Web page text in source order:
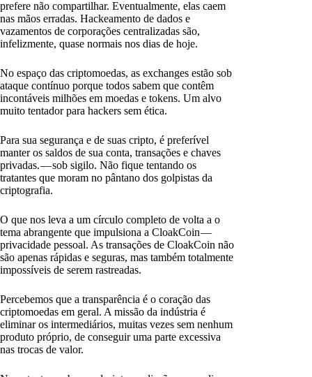
prefere não compartilhar. Eventualmente, elas caem
nas mãos erradas. Hackeamento de dados e
vazamentos de corporações centralizadas são,
infelizmente, quase normais nos dias de hoje.
No espaço das criptomoedas, as exchanges estão sob
ataque contínuo porque todos sabem que contêm
incontáveis milhões em moedas e tokens. Um alvo
muito tentador para hackers sem ética.
Para sua segurança e de suas cripto, é preferível
manter os saldos de sua conta, transações e chaves
privadas. — sob sigilo. Não fique tentando os
tratantes que moram no pântano dos golpistas da
criptografia.
O que nos leva a um círculo completo de volta a o
tema abrangente que impulsiona a CloakCoin —
privacidade pessoal. As transações de CloakCoin não
são apenas rápidas e seguras, mas também totalmente
impossíveis de serem rastreadas.
Percebemos que a transparência é o coração das
criptomoedas em geral. A missão da indústria é
eliminar os intermediários, muitas vezes sem nenhum
produto próprio, de conseguir uma parte excessiva
nas trocas de valor.